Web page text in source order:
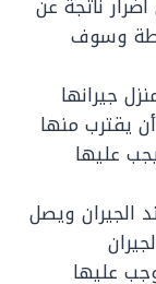
وسوف
جيرانها
يقترب منها
عليها
الجيران ويصل
عليها